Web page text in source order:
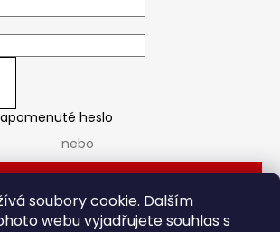
soubory cookie. Dalším
webu vyjadřujete souhlas s
heslo
nebo